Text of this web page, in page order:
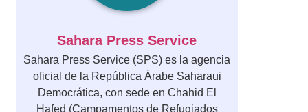
Sahara Press Service
Sahara Press Service (SPS) es la agencia
oficial de la República Árabe Saharaui
Democrática, con sede en Chahid El
Hafed (Campamentos de Refugiados